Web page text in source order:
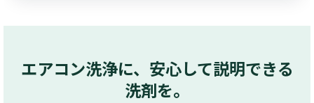
エアコン洗浄に、安心して説明できる
洗剤を。